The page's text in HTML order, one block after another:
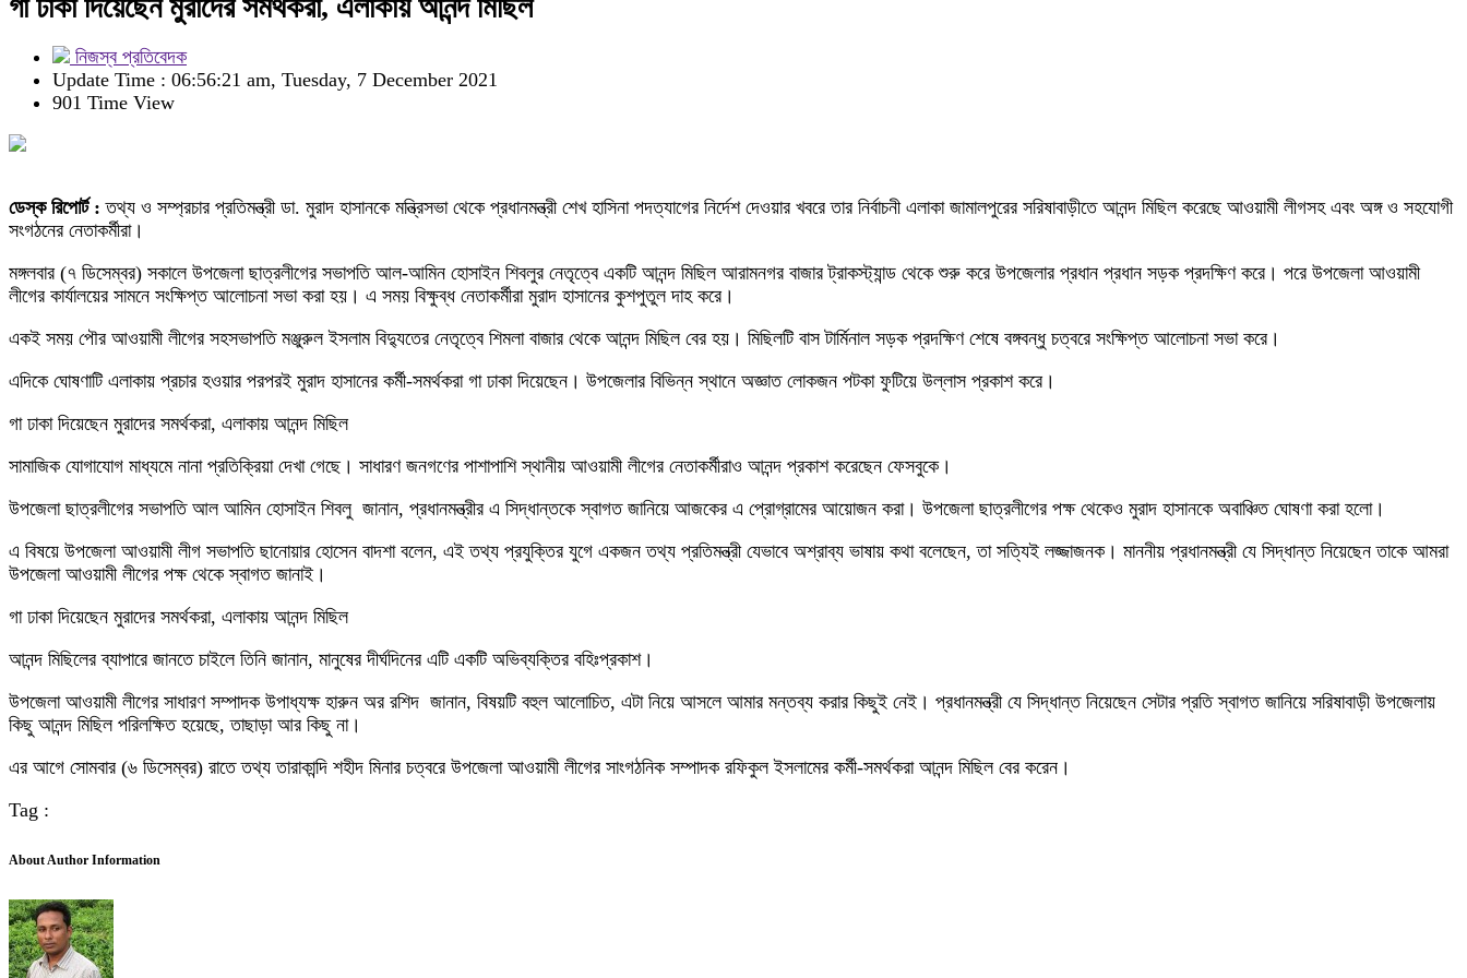
গা ঢাকা দিয়েছেন মুরাদের সমর্থকরা, এলাকায় আনন্দ মিছিল
নিজস্ব প্রতিবেদক
Update Time : 06:56:21 am, Tuesday, 7 December 2021
901 Time View
ডেস্ক রিপোর্ট : তথ্য ও সম্প্রচার প্রতিমন্ত্রী ডা. মুরাদ হাসানকে মন্ত্রিসভা থেকে প্রধানমন্ত্রী শেখ হাসিনা পদত্যাগের নির্দেশ দেওয়ার খবরে তার নির্বাচনী এলাকা জামালপুরের সরিষাবাড়ীতে আনন্দ মিছিল করেছে আওয়ামী লীগসহ এবং অঙ্গ ও সহযোগী
সংগঠনের নেতাকর্মীরা।
মঙ্গলবার (৭ ডিসেম্বর) সকালে উপজেলা ছাত্রলীগের সভাপতি আল-আমিন হোসাইন শিবলুর নেতৃত্বে একটি আনন্দ মিছিল আরামনগর বাজার ট্রাকস্ট্যান্ড থেকে শুরু করে উপজেলার প্রধান প্রধান সড়ক প্রদক্ষিণ করে। পরে উপজেলা আওয়ামী
লীগের কার্যালয়ের সামনে সংক্ষিপ্ত আলোচনা সভা করা হয়। এ সময় বিক্ষুব্ধ নেতাকর্মীরা মুরাদ হাসানের কুশপুতুল দাহ করে।
একই সময় পৌর আওয়ামী লীগের সহসভাপতি মঞ্জুরুল ইসলাম বিদ্যুতের নেতৃত্বে শিমলা বাজার থেকে আনন্দ মিছিল বের হয়। মিছিলটি বাস টার্মিনাল সড়ক প্রদক্ষিণ শেষে বঙ্গবন্ধু চত্বরে সংক্ষিপ্ত আলোচনা সভা করে।
এদিকে ঘোষণাটি এলাকায় প্রচার হওয়ার পরপরই মুরাদ হাসানের কর্মী-সমর্থকরা গা ঢাকা দিয়েছেন। উপজেলার বিভিন্ন স্থানে অজ্ঞাত লোকজন পটকা ফুটিয়ে উল্লাস প্রকাশ করে।
গা ঢাকা দিয়েছেন মুরাদের সমর্থকরা, এলাকায় আনন্দ মিছিল
সামাজিক যোগাযোগ মাধ্যমে নানা প্রতিক্রিয়া দেখা গেছে। সাধারণ জনগণের পাশাপাশি স্থানীয় আওয়ামী লীগের নেতাকর্মীরাও আনন্দ প্রকাশ করেছেন ফেসবুকে।
উপজেলা ছাত্রলীগের সভাপতি আল আমিন হোসাইন শিবলু জানান, প্রধানমন্ত্রীর এ সিদ্ধান্তকে স্বাগত জানিয়ে আজকের এ প্রোগ্রামের আয়োজন করা। উপজেলা ছাত্রলীগের পক্ষ থেকেও মুরাদ হাসানকে অবাঞ্চিত ঘোষণা করা হলো।
এ বিষয়ে উপজেলা আওয়ামী লীগ সভাপতি ছানোয়ার হোসেন বাদশা বলেন, এই তথ্য প্রযুক্তির যুগে একজন তথ্য প্রতিমন্ত্রী যেভাবে অশ্রাব্য ভাষায় কথা বলেছেন, তা সত্যিই লজ্জাজনক। মাননীয় প্রধানমন্ত্রী যে সিদ্ধান্ত নিয়েছেন তাকে আমরা
উপজেলা আওয়ামী লীগের পক্ষ থেকে স্বাগত জানাই।
গা ঢাকা দিয়েছেন মুরাদের সমর্থকরা, এলাকায় আনন্দ মিছিল
আনন্দ মিছিলের ব্যাপারে জানতে চাইলে তিনি জানান, মানুষের দীর্ঘদিনের এটি একটি অভিব্যক্তির বহিঃপ্রকাশ।
উপজেলা আওয়ামী লীগের সাধারণ সম্পাদক উপাধ্যক্ষ হারুন অর রশিদ জানান, বিষয়টি বহুল আলোচিত, এটা নিয়ে আসলে আমার মন্তব্য করার কিছুই নেই। প্রধানমন্ত্রী যে সিদ্ধান্ত নিয়েছেন সেটার প্রতি স্বাগত জানিয়ে সরিষাবাড়ী উপজেলায়
কিছু আনন্দ মিছিল পরিলক্ষিত হয়েছে, তাছাড়া আর কিছু না।
এর আগে সোমবার (৬ ডিসেম্বর) রাতে তথ্য তারাকান্দি শহীদ মিনার চত্বরে উপজেলা আওয়ামী লীগের সাংগঠনিক সম্পাদক রফিকুল ইসলামের কর্মী-সমর্থকরা আনন্দ মিছিল বের করেন।
Tag :
About Author Information